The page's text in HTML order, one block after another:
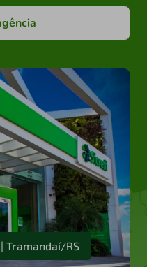
Tramandaí/RS